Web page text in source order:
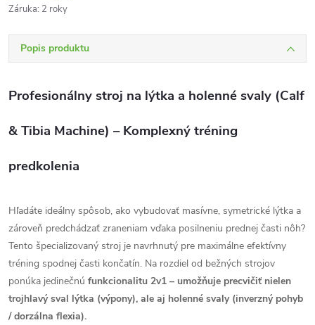
Záruka: 2 roky
Popis produktu
Profesionálny stroj na lýtka a holenné svaly (Calf
& Tibia Machine) – Komplexný tréning
predkolenia
Hľadáte ideálny spôsob, ako vybudovať masívne, symetrické lýtka a
zároveň predchádzať zraneniam vďaka posilneniu prednej časti nôh?
Tento špecializovaný stroj je navrhnutý pre maximálne efektívny
tréning spodnej časti končatín. Na rozdiel od bežných strojov
ponúka jedinečnú funkcionalitu 2v1 – umožňuje precvičiť nielen
trojhlavý sval lýtka (výpony), ale aj holenné svaly (inverzný pohyb
/ dorzálna flexia).